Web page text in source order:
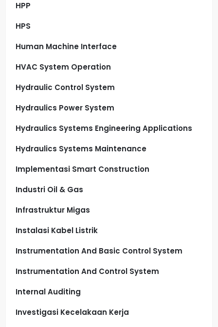
HPP
HPS
Human Machine Interface
HVAC System Operation
Hydraulic Control System
Hydraulics Power System
Hydraulics Systems Engineering Applications
Hydraulics Systems Maintenance
Implementasi Smart Construction
Industri Oil & Gas
Infrastruktur Migas
Instalasi Kabel Listrik
Instrumentation And Basic Control System
Instrumentation And Control System
Internal Auditing
Investigasi Kecelakaan Kerja